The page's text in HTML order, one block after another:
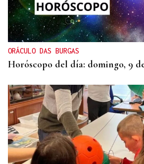
ORÁCULO DAS BURGAS
Horóscopo del día: domingo, 9